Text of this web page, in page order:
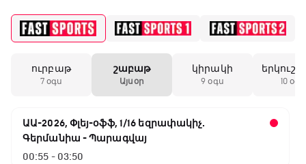
ուրբաթ
7 օգս
շաբաթ
Այսօր
կիրակի
9 օգս 10 օգս
ԱԱ-2026, Փլեյ-օֆֆ, 1/16 եզրափակիչ.
Գերմանիա - Պարագվայ
00:55 - 03:50